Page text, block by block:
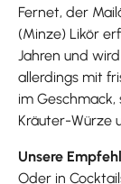
Fernet, der
(Minze) Likör
Jahren und
allerdings mit
im
Kräuter-Würze
Unsere
Oder in